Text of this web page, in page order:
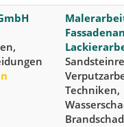
Techniken,